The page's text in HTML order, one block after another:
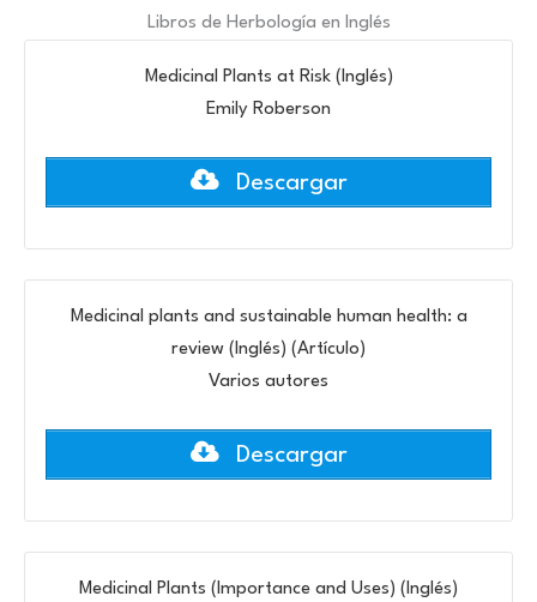
Libros de Herbología en Inglés
Medicinal Plants at Risk (Inglés)
Emily Roberson
Descargar
Medicinal plants and sustainable human health: a
review (Inglés) (Artículo)
Varios autores
Descargar
Medicinal Plants (Importance and Uses) (Inglés)